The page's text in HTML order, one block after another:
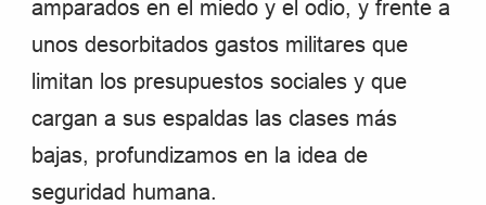
amparados en el miedo y el odio, y frente a
unos desorbitados gastos militares que
limitan los presupuestos sociales y que
cargan a sus espaldas las clases más
bajas, profundizamos en la idea de
seguridad humana.